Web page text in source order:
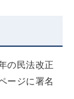
の民法改正
ージに署名